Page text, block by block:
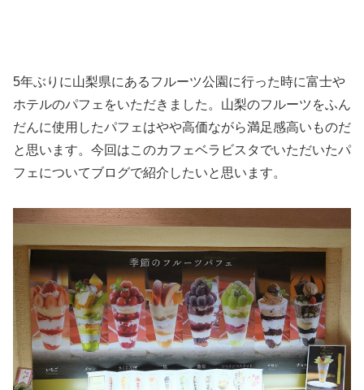
5年ぶりに山梨県にあるフルーツ公園に行った時に富士や
ホテルのパフェをいただきました。山梨のフルーツをふん
だんに使用したパフェはやや高価ながら満足感高いものだ
と思います。今回はこのカフェベラビスタでいただいたパ
フェについてブログで紹介したいと思います。